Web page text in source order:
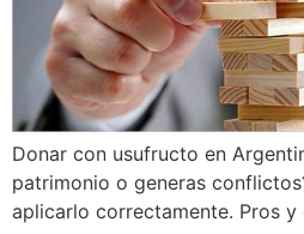
Donar con usufructo en
patrimonio o generas
aplicarlo correctamente. Pros y